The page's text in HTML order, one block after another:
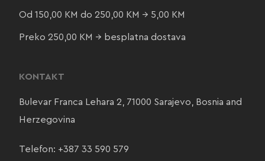
Od 150,00 KM do 250,00 KM → 5,00 KM
Preko 250,00 KM → besplatna dostava
KONTAKT
Bulevar Franca Lehara 2, 71000 Sarajevo, Bosnia and
Herzegovina
Telefon: +387 33 590 579